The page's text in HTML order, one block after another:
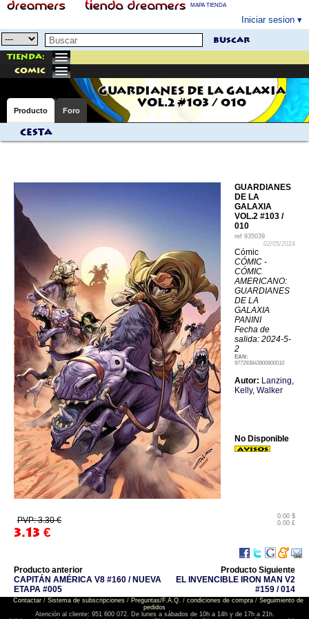
MAPA TIENDA
Iniciar sesion
buscar
Tienda:
comic
GUARDIANES DE LA GALAXIA
VOL.2 #103 / 010
Producto Foro
Cesta
GUARDIANES
DE LA
GALAXIA
VOL.2 #103 /
010
ref 935039
02/05/2024
Cómic
CÓMIC -
CÓMIC
AMERICANO:
GUARDIANES
DE LA
GALAXIA
PANINI
Fecha de
salida: 2024-5-
2
EAN:
977293843900900010
Autor: Lanzing,
Kelly, Walker
PVP: 3.30 €
3.13 €
0.00 $
0.00 £
No Disponible
Producto anterior
CAPITÁN AMÉRICA V8 #160 / NUEVA
ETAPA #005
Producto Siguiente
EL INVENCIBLE IRON MAN V2
#159 / 014
Contactar/ Sistema de subscripciones/ Preguntas/F.A.Q. / condiciones de compra/ Seguimiento de
pedidos
Atención al cliente: 951 600 072. De lunes a sábados de 10h a 14h y de 17h a 21h.